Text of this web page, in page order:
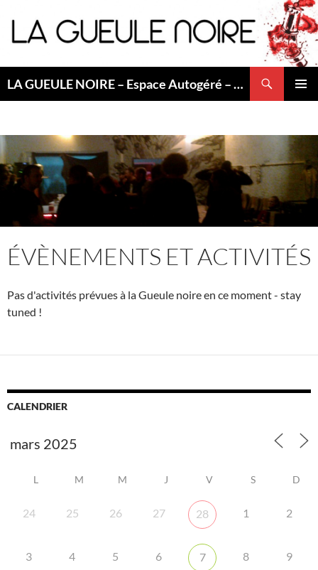
au
contenu
LA GUEULE NOIRE – Espace Autogéré – Saint Etienne
ÉVÈNEMENTS ET ACTIVITÉS
Pas d'activités prévues à la Gueule noire en ce moment - stay
tuned !
CALENDRIER
L M M J V S D
24 25 26 27 28 1 2
3 4 5 6 7 8 9